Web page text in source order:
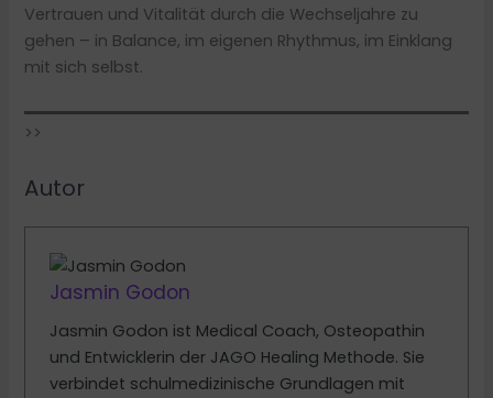
Vertrauen und Vitalität durch die Wechseljahre zu
gehen – in Balance, im eigenen Rhythmus, im Einklang
mit sich selbst.
>>
Autor
Jasmin Godon
Jasmin Godon ist Medical Coach, Osteopathin
und Entwicklerin der JAGO Healing Methode. Sie
verbindet schulmedizinische Grundlagen mit